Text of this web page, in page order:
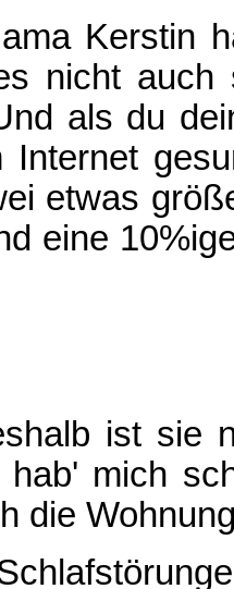
Kerstin
nicht
als du
Internet
etwas
eine
ist sie
mich
die